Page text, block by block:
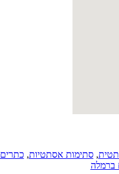
,סתימות אסתטיות, כתרים
ברמלה